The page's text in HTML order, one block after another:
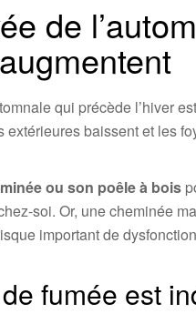
de
qui précède l’hiver
extérieures baissent et les
ou son poêle à bois
soi. Or, une cheminée
important de
fumée est